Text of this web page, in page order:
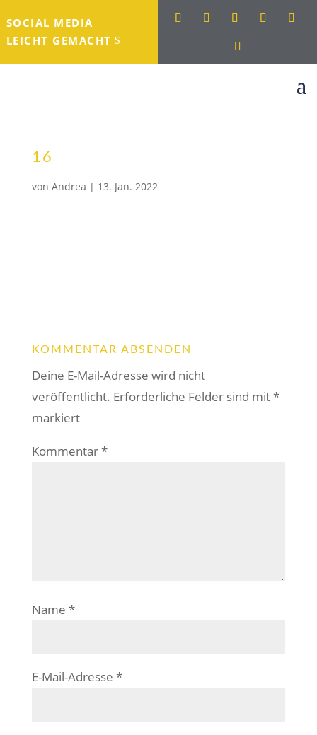
SOCIAL MEDIA
LEICHT GEMACHT
16
von Andrea | 13. Jan. 2022
KOMMENTAR ABSENDEN
Deine E-Mail-Adresse wird nicht
veröffentlicht. Erforderliche Felder sind mit*
markiert
Kommentar*
Name *
E-Mail-Adresse *